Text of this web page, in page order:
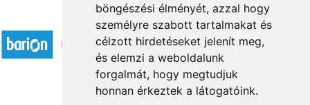
böngészési élményét, azzal hogy
személyre szabott tartalmakat és
célzott hirdetéseket jelenít meg,
és elemzi a weboldalunk
forgalmát, hogy megtudjuk
honnan érkeztek a látogatóink.
Accepted payment methods